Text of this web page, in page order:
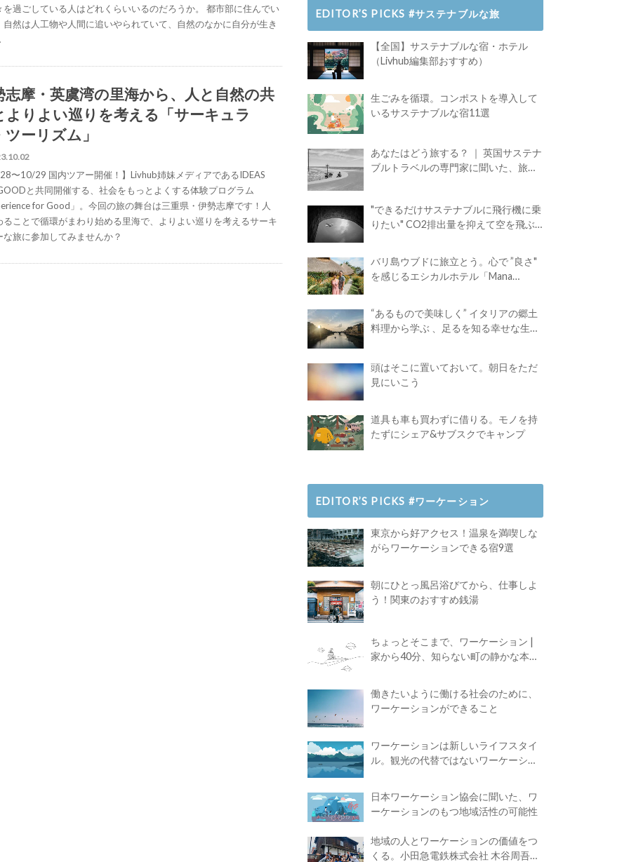
を過ごしている人はどれくらいいるのだろうか。 都市部に住んでい
自然は人工物や人間に追いやられていて、自然のなかに自分が生き
志摩・英虞湾の里海から、人と自然の共
よりよい巡りを考える「サーキュラ
ツーリズム」
28〜10/29 国内ツアー開催！】Livhub姉妹メディアであるIDEAS
と共同開催する、社会をもっとよくする体験プログラム
for Good」。今回の旅の舞台は三重県・伊勢志摩です！人
ることで循環がまわり始める里海で、よりよい巡りを考えるサーキ
な旅に参加してみませんか？
EDITOR’S PICKS #サステナブルな旅
【全国】サステナブルな宿・ホテル
（Livhub編集部おすすめ）
生ごみを循環。コンポストを導入して
いるサステナブルな宿11選
あなたはどう旅する？ ｜ 英国サステナ
ブルトラベルの専門家に聞いた、旅の
"できるだけサステナブルに飛行機に乗
りたい" CO2排出量を抑えて空を飛ぶ
バリ島ウブドに旅立とう。心で ”良さ"
を感じるエシカルホテル「Mana
“あるもので美味しく” イタリアの郷土
料理から学ぶ 、足るを知る幸せな生き
頭はそこに置いておいて。朝日をただ
見にいこう
道具も車も買わずに借りる。モノを持
たずにシェア&サブスクでキャンプ
EDITOR’S PICKS #ワーケーション
東京から好アクセス！温泉を満喫しな
がらワーケーションできる宿9選
朝にひとっ風呂浴びてから、仕事しよ
う！関東のおすすめ銭湯
ちょっとそこまで、ワーケーション |
家から40分、知らない町の静かな本屋
働きたいように働ける社会のために、
ワーケーションができること
ワーケーションは新しいライフスタイ
ル。観光の代替ではないワーケーショ
日本ワーケーション協会に聞いた、ワ
ーケーションのもつ地域活性の可能性
地域の人とワーケーションの価値をつ
くる。小田急電鉄株式会社 木谷周吾さ